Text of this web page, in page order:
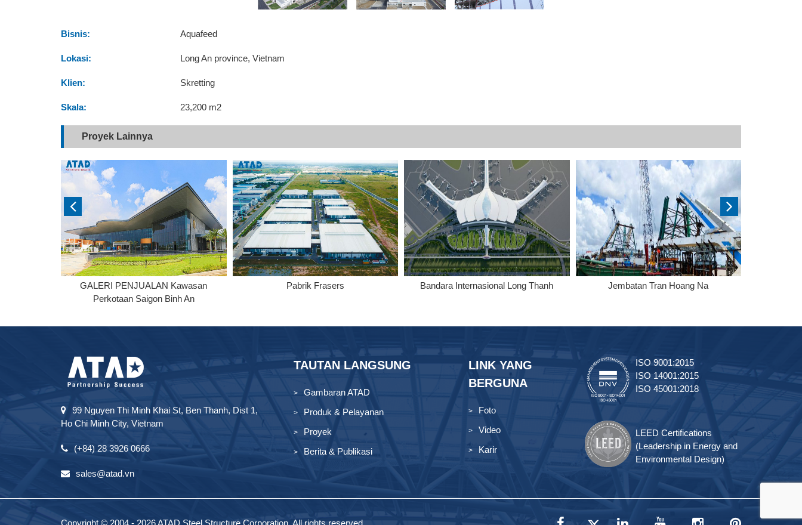
Bisnis: Aquafeed
Lokasi: Long An province, Vietnam
Klien: Skretting
Skala: 23,200 m2
Proyek Lainnya
GALERI PENJUALAN Kawasan
Perkotaan Saigon Binh An
Pabrik Frasers Bandara Internasional Long Thanh Jembatan Tran Hoang Na
99 Nguyen Thi Minh Khai St, Ben Thanh, Dist 1,
Ho Chi Minh City, Vietnam
(+84) 28 3926 0666
sales@atad.vn
TAUTAN LANGSUNG
Gambaran ATAD
Produk & Pelayanan
Proyek
Berita & Publikasi
LINK YANG
BERGUNA
Foto
Video
Karir
ISO 9001:2015
ISO 14001:2015
ISO 45001:2018
LEED Certifications
(Leadership in Energy and
Environmental Design)
Copyright © 2004 - 2026 ATAD Steel Structure Corporation. All rights reserved.